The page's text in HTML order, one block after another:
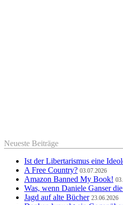
Neueste Beiträge
Ist der Libertarismus eine
A Free Country? 03.07.2026
Amazon Banned My Book!
Was, wenn Daniele Ganser
Jagd auf alte Bücher 23.06.2026